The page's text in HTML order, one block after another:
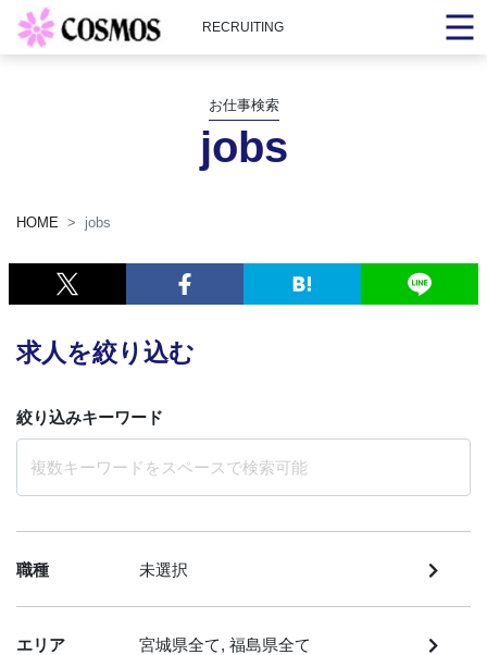
RECRUITING
お仕事検索
jobs
HOME jobs
求人を絞り込む
絞り込みキーワード
職種 未選択
エリア 宮城県全て, 福島県全て